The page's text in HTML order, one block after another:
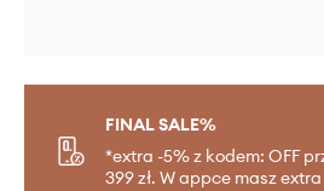
FINAL SALE%
*extra -5% z kodem: OFF
399 zł. W appce masz